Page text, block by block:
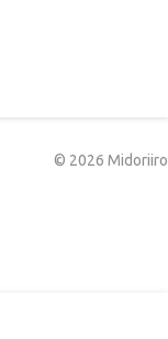
© 2026 Midoriiro